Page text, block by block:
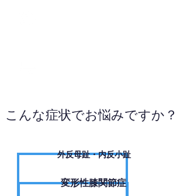
こんな症状でお悩みですか？
外反母趾・内反小趾
変形性膝関節症